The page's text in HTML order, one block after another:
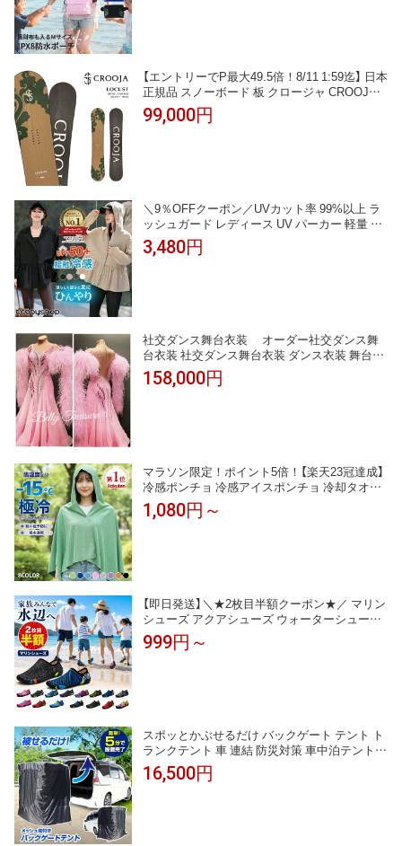
【エントリーでP最大49.5倍！8/11 1:59迄】 日本
正規品 スノーボード 板 クロージャ CROOJA L
OCUST ローカスト メンズ レディース 26-27
99,000円
＼9％OFFクーポン／UVカット率 99%以上 ラ
ッシュガード レディース UV パーカー 軽量 ト
ップス 長袖 体型カバー ラッシュパーカー UPF
50+ 接触冷感 急速冷感 羽織 持ち運び ペプラム
3,480円
社交ダンス舞台衣装 オーダー社交ダンス舞
台衣装 社交ダンス舞台衣装 ダンス衣装 舞台衣
装 レッスンウェア 社交ダンス ダンス衣装 人気
社交 モダンドレス モダンダンス モダGD-007-2
158,000円
マラソン限定！ポイント5倍！【楽天23冠達成】
冷感ポンチョ 冷感アイスポンチョ 冷却タオル
ポンチョ 冷感アイテム アイス冷感ポンチョ ク
ールパーカー 即効冷感 肌温度-15℃ 冷却100%
1,080円～
【即日発送】＼★2枚目半額クーポン★／ マリン
シューズ アクアシューズ ウォーターシューズ
キッズ レディース メンズ 大人用 子供用 水陸
両用 水遊び 靴 フィットネスシューズ ビーチシ
999円～
スポッとかぶせるだけ バックゲート テント ト
ランクテント 車 連結 防災対策 車中泊テント
簡単設営 防虫対応ネット 撥水生地 雨天利用可
リアゲート 車用 日よけ キャンプ
16,500円